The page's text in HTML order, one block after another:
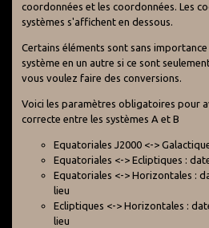
coordonnées et les coordonnées. Les
systèmes s'affichent en dessous.
Certains éléments sont sans
système en un autre si ce sont
vous voulez faire des conversions.
Voici les paramètres obligatoires pour
correcte entre les systèmes A et B
Equatoriales J2000 <->
Equatoriales <-> Ecliptiques :
Equatoriales <-> Horizontales :
lieu
Ecliptiques <-> Horizontales :
lieu